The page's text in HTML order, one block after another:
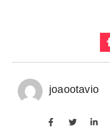
joaootavio